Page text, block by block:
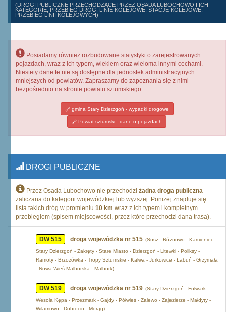
(DROGI PUBLICZNE PRZECHODZĄCE PRZEZ OSADA LUBOCHOWO I ICH
KATEGORIE, PRZEBIEG DRÓG, LINIE KOLEJOWE, STACJE KOLEJOWE,
PRZEBIEG LINII KOLEJOWYCH)
Posiadamy również rozbudowane statystyki o zarejestrowanych
pojazdach, wraz z ich typem, wiekiem oraz wieloma innymi cechami.
Niestety dane te nie są dostępne dla jednostek administracyjnych
mniejszych od powiatów. Zapraszamy do zapoznania się z nimi
bezpośrednio na stronie powiatu sztumskiego.
gmina Stary Dzierzgoń - wypadki drogowe
Powiat sztumski - dane o pojazdach
DROGI PUBLICZNE
Przez Osada Lubochowo nie przechodzi żadna droga publiczna
zaliczana do kategorii wojewódzkiej lub wyższej. Poniżej znajduje się
lista takich dróg w promieniu 10 km wraz z ich typem i kompletnym
przebiegiem (spisem miejscowości, przez które przechodzi dana trasa).
DW 515 droga wojewódzka nr 515 (Susz - Różnowo - Kamieniec -
Stary Dzierzgoń - Zakręty - Stare Miasto - Dzierzgoń - Litewki - Poliksy -
Ramoty - Brzozówka - Tropy Sztumskie - Kalwa - Jurkowice - Łabuń - Grzymała
- Nowa Wieś Malborska - Malbork)
DW 519 droga wojewódzka nr 519 (Stary Dzierzgoń - Folwark -
Wesoła Kępa - Przezmark - Gajdy - Półwieś - Zalewo - Zajezierze - Małdyty -
Wilamowo - Dobrocin - Morąg)